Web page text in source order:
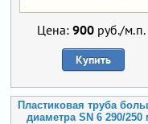
Цена: 900 руб./м.п.
Купить
Пластиковая труба
диаметра SN 6 290/250